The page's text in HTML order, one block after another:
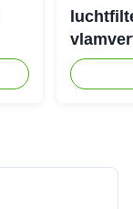
★★★★★
★★★★★